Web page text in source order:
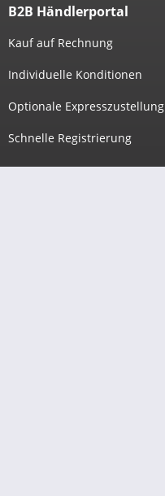
B2B Händlerportal
Kauf auf Rechnung
Individuelle Konditionen
Optionale Expresszustellung
Schnelle Registrierung